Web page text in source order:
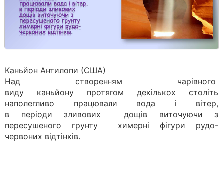
Каньйон Антилопи (США)
Над створенням чарівного
виду каньйону протягом декількох століть
наполегливо працювали вода і вітер,
в періоди зливових дощів виточуючи з
пересушеного грунту химерні фігури рудо-
червоних відтінків.